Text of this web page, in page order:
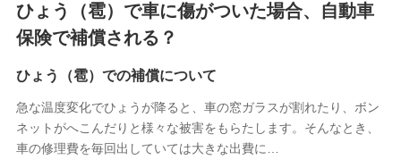
4.家族・友達紹介にて取得した個人情報
被紹介者への連絡、及び当社と取引のあるもしくは委託を受
けている保険会社・提携会社の保険その他に関する情報を提
供し、金融商品等の契約を勧奨するため
アンケートやキャンペーン等の実施のため
上記に係る連絡・手続き・管理等付帯業務を行うため
5.通話録音にて取得する情報
ひょう（雹）で車に傷がついた場合、自動車
保険で補償される？
ひょう（雹）での補償について
急な温度変化でひょうが降ると、車の窓ガラスが割れたり、ボン
ネットがへこんだりと様々な被害をもらたします。そんなとき、
車の修理費を毎回出していては大きな出費に…